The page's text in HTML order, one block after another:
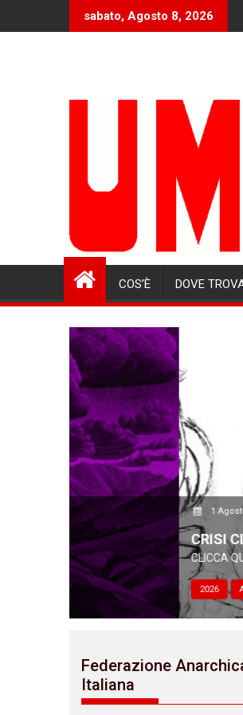
sabato, Agosto 8, 2026
COS’È DOVE
1 Agosto 2026
CRISI CLIMATICA.
CLICCA QUI PER SCARICARE
2026 Analisi Dall'Italia
Federazione
Italiana